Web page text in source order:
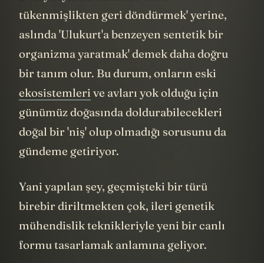
Dolayısıyla bu canlıları 'nesli
tükenmişlikten geri döndürmek' yerine,
aslında 'Ulukurt'a benzeyen sentetik bir
organizma yaratmak' demek daha doğru
bir tanım olur. Bu durum, onların eski
ekosistemlerive avları yok olduğu için
günümüz doğasında doldurabilecekleri
doğal bir 'niş' olup olmadığı sorusunu da
Yani yapılan şey, geçmişteki bir türü
birebir diriltmekten çok, ileri genetik
mühendislik teknikleriyle yeni bir canlı